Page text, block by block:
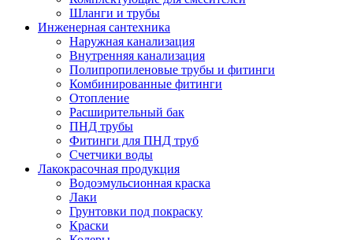
Шланги и трубы
Инженерная сантехника
Наружная канализация
Внутренняя канализация
Полипропиленовые трубы и фитинги
Комбинированные фитинги
Отопление
Расширительный бак
ПНД трубы
Фитинги для ПНД труб
Счетчики воды
Лакокрасочная продукция
Водоэмульсионная краска
Лаки
Грунтовки под покраску
Краски